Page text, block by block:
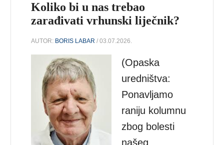
Koliko bi u nas trebao
zarađivati vrhunski liječnik?
AUTOR: BORIS LABAR / 03.07.2026.
(Opaska
uredništva:
Ponavljamo
raniju kolumnu
zbog bolesti
našeg